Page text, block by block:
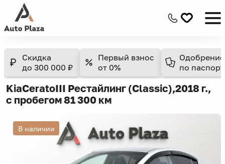
Скидка
до 300 000 ₽
Первый взнос
от 0%
Одобрение
по
KiaCeratoIII Рестайлинг (Classic),2018 г.,
с пробегом 81 300 км
В наличии